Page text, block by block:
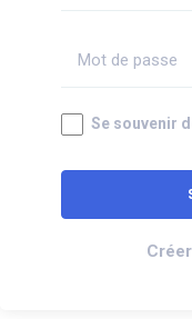
Se souvenir